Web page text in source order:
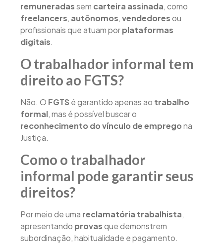
remuneradassem carteira assinada, como
freelancers, autônomos,vendedoresou
profissionais que atuam porplataformas
digitais.
O trabalhador informal tem
direito ao FGTS?
Não. O FGTS é garantido apenas ao trabalho
formal, mas é possível buscar o
reconhecimento do vínculo de empregona
Justiça.
Como o trabalhador
informal pode garantir seus
direitos?
Por meio de uma reclamatória trabalhista,
apresentando provasque demonstrem
subordinação, habitualidade e pagamento.